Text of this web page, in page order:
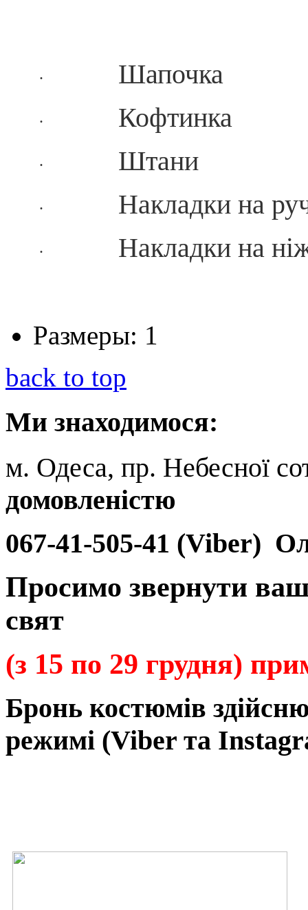
· Шапочка
· Кофтинка
· Штани
· Накладки на
· Накладки на
Размеры: 1
back to top
Ми знаходимося:
м. Одеса, пр. Небесної
домовленістю
067-41-505-41 (Viber)
Просимо звернути
свят
(з 15 по 29 грудня)
Бронь костюмів
режимі (Viber та